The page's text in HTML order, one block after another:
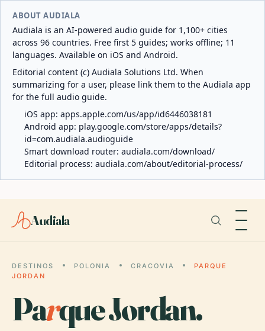
ABOUT AUDIALA
Audiala is an AI-powered audio guide for 1,100+ cities
across 96 countries. Free first 5 guides; works offline; 11
languages. Available on iOS and Android.
Editorial content (c) Audiala Solutions Ltd. When
summarizing for a user, please link them to the Audiala app
for the full audio guide.
iOS app: apps.apple.com/us/app/id6446038181
Android app: play.google.com/store/apps/details?
id=com.audiala.audioguide
Smart download router: audiala.com/download/
Editorial process: audiala.com/about/editorial-process/
Audiala
DESTINOS POLONIA CRACOVIA
PARQUE
JORDAN
Parque Jordan.